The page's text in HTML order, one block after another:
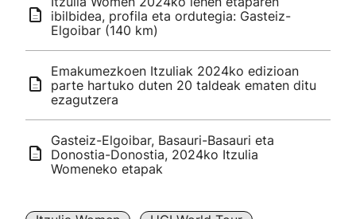
ibilbidea, profila eta ordutegia: Gasteiz-
Elgoibar (140 km)
Emakumezkoen Itzuliak 2024ko edizioan
parte hartuko duten 20 taldeak ematen ditu
ezagutzera
Gasteiz-Elgoibar, Basauri-Basauri eta
Donostia-Donostia, 2024ko Itzulia
Womeneko etapak